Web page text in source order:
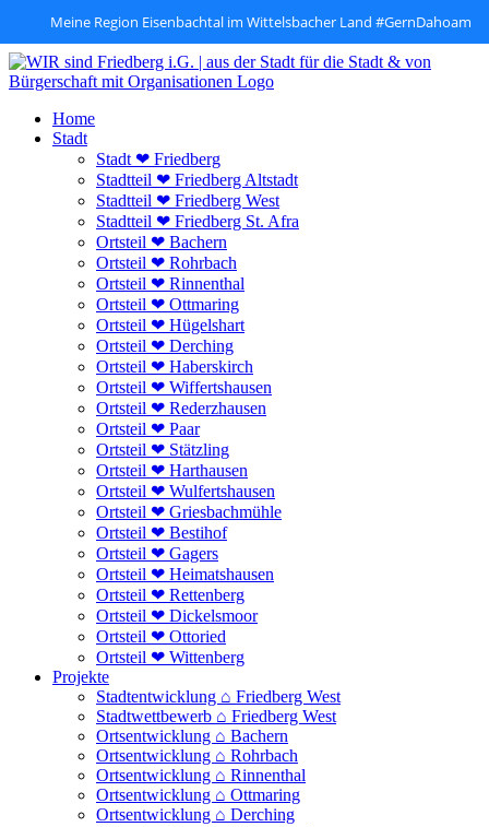
Meine Region Eisenbachtal im Wittelsbacher Land #GernDahoam
Zum
Inhalt
Home
Stadt
Stadt ❤ Friedberg
Stadtteil ❤ Friedberg Altstadt
Stadtteil ❤ Friedberg West
Stadtteil ❤ Friedberg St. Afra
Ortsteil ❤ Bachern
Ortsteil ❤ Rohrbach
Ortsteil ❤ Rinnenthal
Ortsteil ❤ Ottmaring
Ortsteil ❤ Hügelshart
Ortsteil ❤ Derching
Ortsteil ❤ Haberskirch
Ortsteil ❤ Wiffertshausen
Ortsteil ❤ Rederzhausen
Ortsteil ❤ Paar
Ortsteil ❤ Stätzling
Ortsteil ❤ Harthausen
Ortsteil ❤ Wulfertshausen
Ortsteil ❤ Griesbachmühle
Ortsteil ❤ Bestihof
Ortsteil ❤ Gagers
Ortsteil ❤ Heimatshausen
Ortsteil ❤ Rettenberg
Ortsteil ❤ Dickelsmoor
Ortsteil ❤ Ottoried
Ortsteil ❤ Wittenberg
Projekte
Stadtentwicklung ⌂ Friedberg West
Stadtwettbewerb ⌂ Friedberg West
Ortsentwicklung ⌂ Bachern
Ortsentwicklung ⌂ Rohrbach
Ortsentwicklung ⌂ Rinnenthal
Ortsentwicklung ⌂ Ottmaring
Ortsentwicklung ⌂ Derching